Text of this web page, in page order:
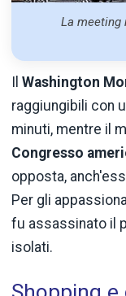
La meeting
Washington
raggiungibili con
minuti, mentre il
Congresso
opposta,
Per gli
fu assassinato il
isolati.